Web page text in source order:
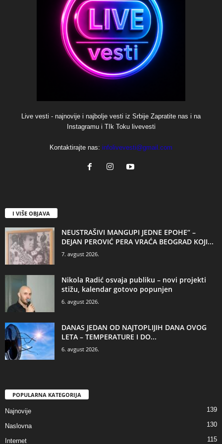
Live vesti - najnovije i najbolje vesti iz Srbije Zapratite nas i na
Instagramu i TIk Toku livevesti
Kontaktirajte nas: infolivevesti@gmail.com
I VIŠE OBJAVA
NEUSTRAŠIVI MANGUPI JEDNE EPOHE“ –
DEJAN PEROVIĆ PERA VRAĆA BEOGRAD KOJI...
7. avgust 2026.
Nikola Radić osvaja publiku – novi projekti
stižu, kalendar gotovo popunjen
6. avgust 2026.
DANAS JEDAN OD NAJTOPLIJIH DANA OVOG
LETA – TEMPERATURE I DO...
6. avgust 2026.
POPULARNA KATEGORIJA
Najnovije 139
Naslovna 130
Internet 115